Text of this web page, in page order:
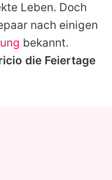
Leben. Doch
nach einigen
bekannt.
die Feiertage